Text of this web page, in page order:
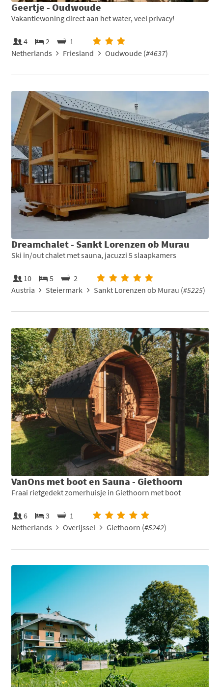
Geertje - Oudwoude
Vakantiewoning direct aan het water, veel privacy!
4 2
1
Netherlands
Friesland Oudwoude (#4637)
Dreamchalet - Sankt Lorenzen ob Murau
Ski in/out chalet met sauna, jacuzzi 5 slaapkamers
10 5
2
Austria
Steiermark Sankt Lorenzen ob Murau (#5225)
VanOns met boot en Sauna - Giethoorn
Fraai rietgedekt zomerhuisje in Giethoorn met boot
6 3
1
Netherlands
Overijssel Giethoorn (#5242)